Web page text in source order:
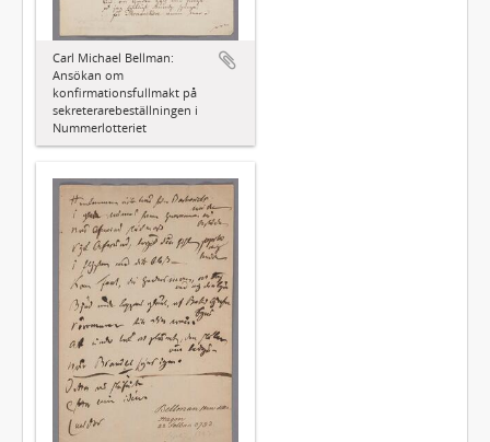
Carl Michael Bellman:
Ansökan om
konfirmationsfullmakt på
sekreterarebeställningen i
Nummerlotteriet